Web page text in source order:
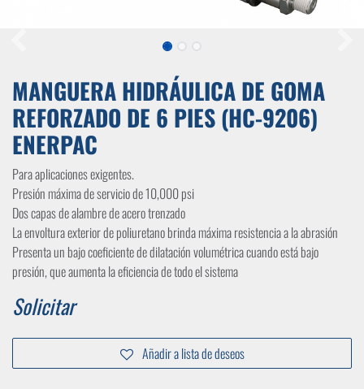
MANGUERA HIDRÁULICA DE GOMA
REFORZADO DE 6 PIES (HC-9206)
ENERPAC
Para aplicaciones exigentes.
Presión máxima de servicio de 10,000 psi
Dos capas de alambre de acero trenzado
La envoltura exterior de poliuretano brinda máxima resistencia a la abrasión
Presenta un bajo coeficiente de dilatación volumétrica cuando está bajo
presión, que aumenta la eficiencia de todo el sistema
Solicitar
Añadir a lista de deseos